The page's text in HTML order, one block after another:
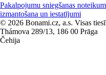
Pakalpojumu sniegšanas
izmantošana un iestatījumi
© 2026 Bonami.cz, a.s. Visas
Thámova 289/13, 186 00 Prāga
Čehija